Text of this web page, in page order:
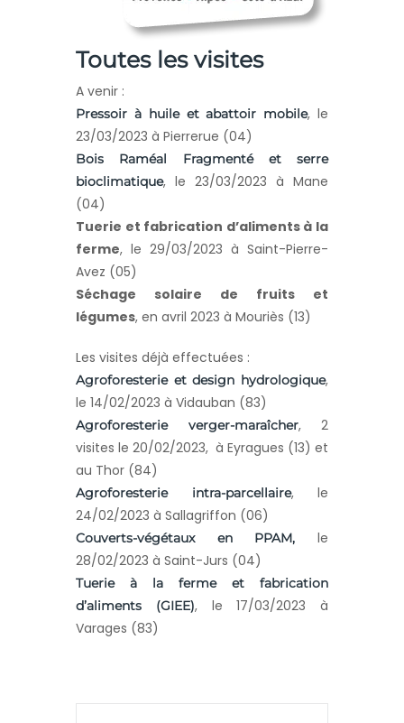
Toutes les visites
A venir :
Pressoir à huile et abattoir mobile, le
23/03/2023 à Pierrerue (04)
Bois Raméal Fragmenté et serre
bioclimatique, le 23/03/2023 à Mane
(04)
Tuerie et fabrication d’aliments à la
ferme, le 29/03/2023 à Saint-Pierre-
Avez (05)
Séchage solaire de fruits et
légumes, en avril 2023 à Mouriès (13)
Les visites déjà effectuées :
Agroforesterie et design hydrologique,
le 14/02/2023 à Vidauban (83)
Agroforesterie verger-maraîcher, 2
visites le 20/02/2023, à Eyragues (13) et
au Thor (84)
Agroforesterie intra-parcellaire, le
24/02/2023 à Sallagriffon (06)
Couverts-végétaux en PPAM, le
28/02/2023 à Saint-Jurs (04)
Tuerie à la ferme et fabrication
d’aliments (GIEE), le 17/03/2023 à
Varages (83)